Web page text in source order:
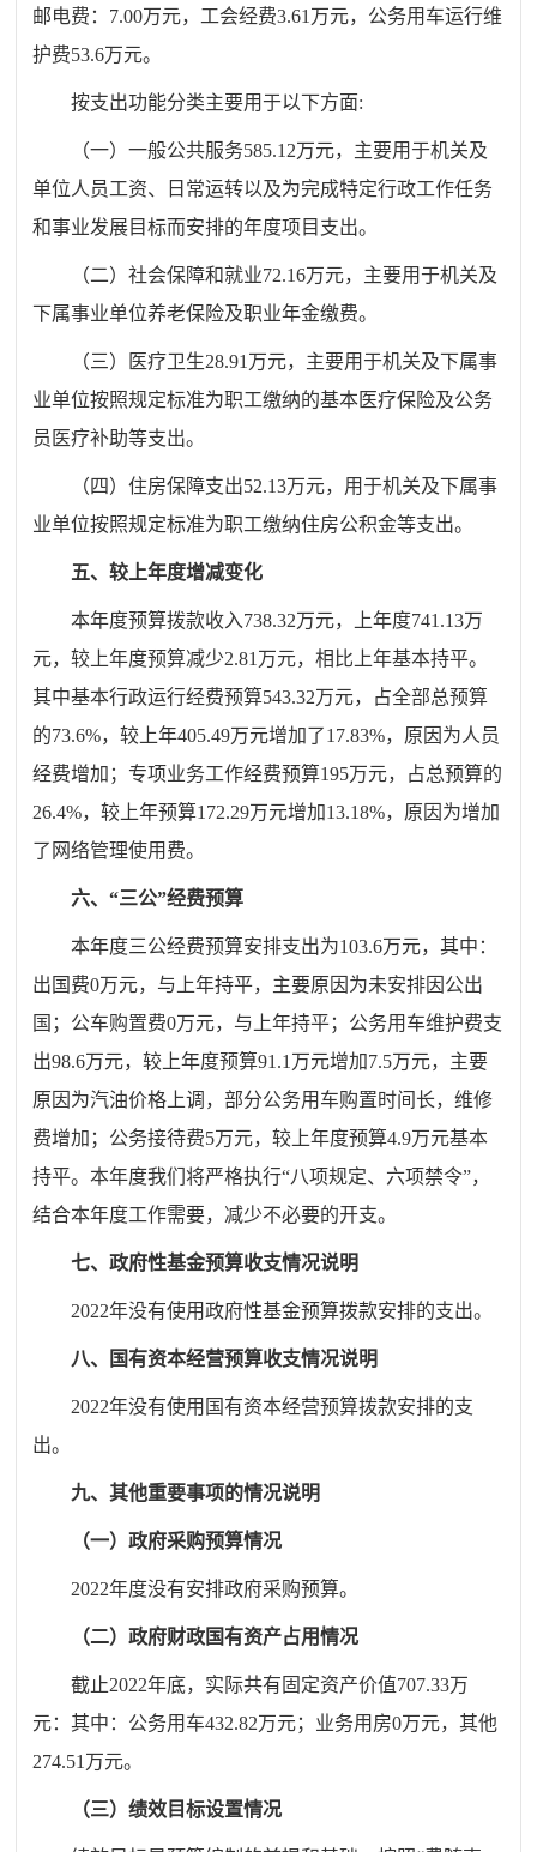
邮电费：7.00万元， 工会经费3.61 万元，公务用车运行维
护费53.6万元。
按支出功能分类主要用于以下方面:
（一）一般公共服务585.12万元，主要用于机关及
单位人员工资、日常运转以及为完成特定行政工作任务
和事业发展目标而安排的年度项目支出。
（二）社会保障和就业72.16万元，主要用于机关及
下属事业单位养老保险及职业年金缴费。
（三）医疗卫生28.91 万元，主要用于机关及下属事
业单位按照规定标准为职工缴纳的基本医疗保险及公务
员医疗补助等支出。
（四）住房保障支出52.13万元，用于机关及下属事
业单位按照规定标准为职工缴纳住房公积金等支出。
五、较上年度增减变化
本年度预算拨款收入738.32万元，上年度741.13万
元，较上年度预算减少2.81 万元，相比上年基本持平。
其中基本行政运行经费预算543.32万元，占全部总预算
的73.6%，较上年405.49万元增加了17.83%，原因为人员
经费增加 ；专项业务工作经费预算195万元，占总预算的
26.4%，较上年预算172.29万元增加13.18%， 原因为增加
了网络管理使用费。
六、“三公”经费预算
本年度三公经费预算安排支出为103.6万元，其中：
出国费0万元，与上年持平，主要原因为未安排因公出
国；公车购置费0万元，与上年持平；公务用车维护费支
出98.6万元，较上年度预算91.1 万元增加7.5万元，主要
原因 为汽油价格上调，部分公务用车购置时间长，维修
费增加 ；公务接待费5万元，较上年度预算4.9万元基本
持平。本年度我们将严格执行“八项规定、六项禁令”，
结合本年度工作需要，减少不必要的开支。
七、政府性基金预算收支情况说明
2022年没有使用政府性基金预算拨款安排的支出。
八、国有资本经营预算收支情况说明
2022年没有使用国有资本经营预算拨款安排的支
出。
九、其他重要事项的情况说明
（一）政府采购预算情况
2022年度没有安排政府采购预算。
（二）政府财政国有资产占用情况
截止2022年底，实际共有固定资产价值707.33万
元：其中：公务用车432.82万元；业务用房0万元，其他
274.51 万元。
（三）绩效目标设置情况